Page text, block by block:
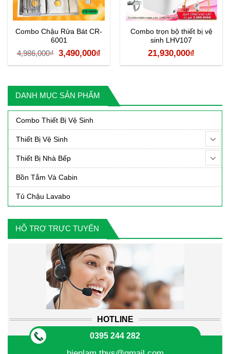
DANH MỤC SẢN PHẨM
Combo Thiết Bị Vệ Sinh
Thiết Bị Vệ Sinh
Thiết Bị Nhà Bếp
Bồn Tắm Và Cabin
Tủ Chậu Lavabo
HỖ TRỢ TRỰC TUYẾN
HOTLINE
0395 244 282
Combo Chậu Rửa Bát CR-
6001
4,986,000₫ Giá
gốc
4,986,000₫.
3,490,000₫
hiện
là:
3,490,000₫.
Combo trọn bộ thiết bị vệ
sinh LHV107
21,930,000₫